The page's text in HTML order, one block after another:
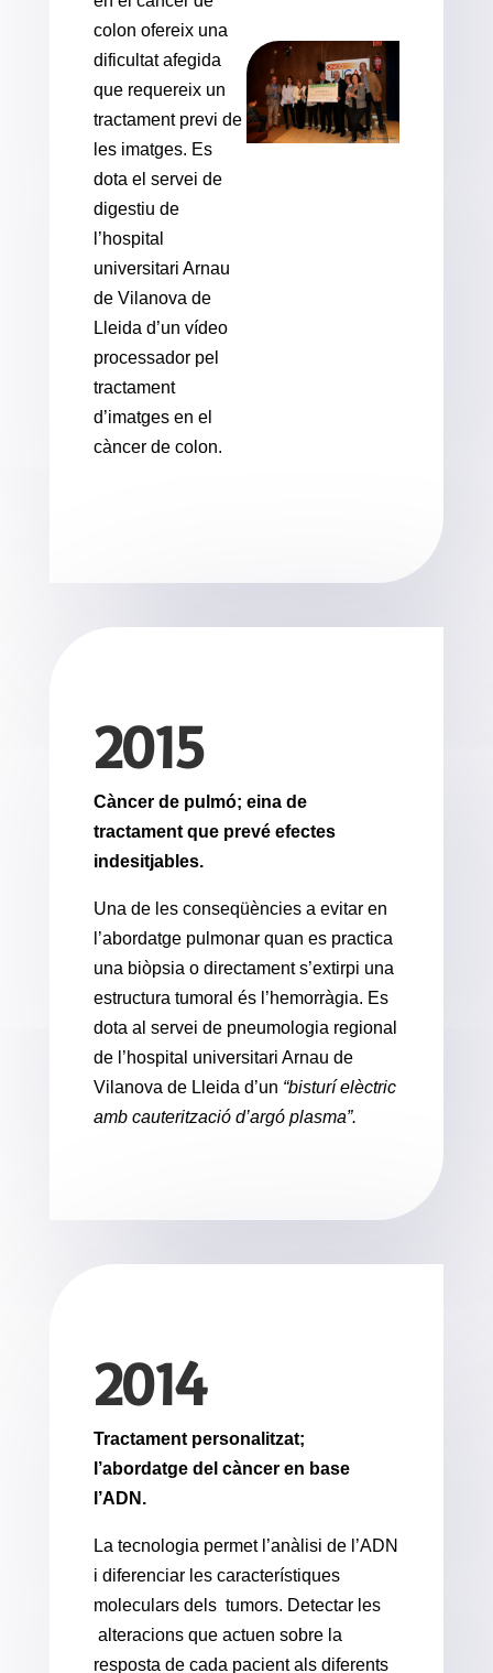
colon ofereix una
dificultat afegida
que requereix un
tractament previ de
les imatges. Es
dota el servei de
digestiu de
l’hospital
universitari Arnau
de Vilanova de
Lleida d’un vídeo
processador pel
tractament
d’imatges en el
càncer de colon.
2015
Càncer de pulmó; eina de
tractament que prevé efectes
indesitjables.
Una de les conseqüències a evitar en
l’abordatge pulmonar quan es practica
una biòpsia o directament s’extirpi una
estructura tumoral és l’hemorràgia. Es
dota al servei de pneumologia regional
de l’hospital universitari Arnau de
Vilanova de Lleida d’un “bisturí elèctric
amb cauterització d’argó plasma”.
2014
Tractament personalitzat;
l’abordatge del càncer en base
l’ADN.
La tecnologia permet l’anàlisi de l’ADN
i diferenciar les característiques
moleculars dels tumors. Detectar les
alteracions que actuen sobre la
resposta de cada pacient als diferents